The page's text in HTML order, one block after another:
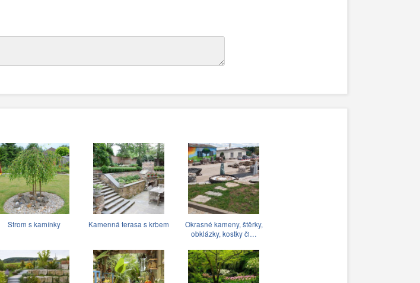
Strom s kamínky Kamenná terasa s krbem
Okrasné kameny, štěrky,
obklázky, kostky či…